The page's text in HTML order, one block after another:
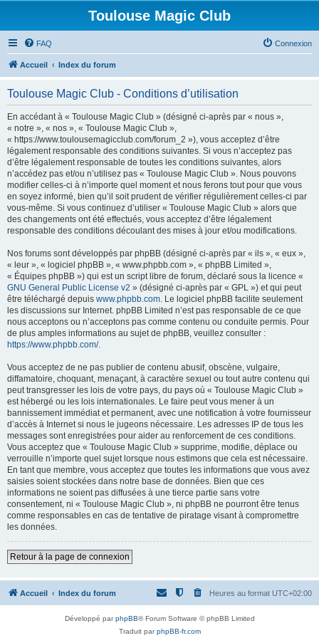
Toulouse Magic Club
FAQ Connexion
Accueil Index du forum
Toulouse Magic Club - Conditions d’utilisation
En accédant à « Toulouse Magic Club » (désigné ci-après par « nous »,
« notre », « nos », « Toulouse Magic Club »,
« https://www.toulousemagicclub.com/forum_2 »), vous acceptez d’être
légalement responsable des conditions suivantes. Si vous n’acceptez pas
d’être légalement responsable de toutes les conditions suivantes, alors
n’accédez pas et/ou n’utilisez pas « Toulouse Magic Club ». Nous pouvons
modifier celles-ci à n’importe quel moment et nous ferons tout pour que vous
en soyez informé, bien qu’il soit prudent de vérifier régulièrement celles-ci par
vous-même. Si vous continuez d’utiliser « Toulouse Magic Club » alors que
des changements ont été effectués, vous acceptez d’être légalement
responsable des conditions découlant des mises à jour et/ou modifications.
Nos forums sont développés par phpBB (désigné ci-après par « ils », « eux »,
« leur », « logiciel phpBB », « www.phpbb.com », « phpBB Limited »,
« Équipes phpBB ») qui est un script libre de forum, déclaré sous la licence «
GNU General Public License v2 » (désigné ci-après par « GPL ») et qui peut
être téléchargé depuis www.phpbb.com. Le logiciel phpBB facilite seulement
les discussions sur Internet. phpBB Limited n’est pas responsable de ce que
nous acceptons ou n’acceptons pas comme contenu ou conduite permis. Pour
de plus amples informations au sujet de phpBB, veuillez consulter :
https://www.phpbb.com/.
Vous acceptez de ne pas publier de contenu abusif, obscène, vulgaire,
diffamatoire, choquant, menaçant, à caractère sexuel ou tout autre contenu qui
peut transgresser les lois de votre pays, du pays où « Toulouse Magic Club »
est hébergé ou les lois internationales. Le faire peut vous mener à un
bannissement immédiat et permanent, avec une notification à votre fournisseur
d’accès à Internet si nous le jugeons nécessaire. Les adresses IP de tous les
messages sont enregistrées pour aider au renforcement de ces conditions.
Vous acceptez que « Toulouse Magic Club » supprime, modifie, déplace ou
verrouille n’importe quel sujet lorsque nous estimons que cela est nécessaire.
En tant que membre, vous acceptez que toutes les informations que vous avez
saisies soient stockées dans notre base de données. Bien que ces
informations ne soient pas diffusées à une tierce partie sans votre
consentement, ni « Toulouse Magic Club », ni phpBB ne pourront être tenus
comme responsables en cas de tentative de piratage visant à compromettre
les données.
Retour à la page de connexion
Accueil Index du forum Heures au format UTC+02:00
Développé parphpBB® Forum Software © phpBB Limited
Traduit parphpBB-fr.com